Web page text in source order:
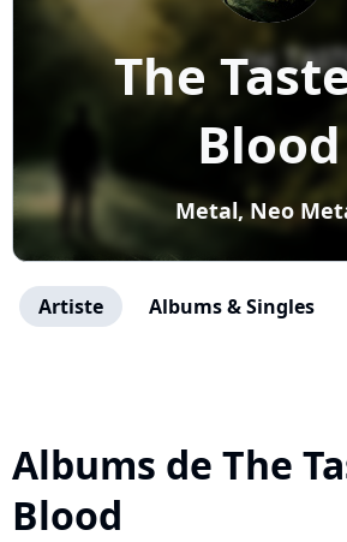
The
Blood
Metal, Neo
Artiste Albums & Singles
Albums de The
Blood